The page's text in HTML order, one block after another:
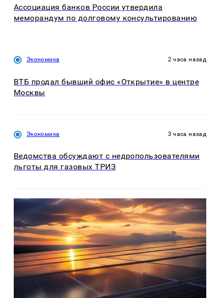
Ассоциация банков России утвердила
меморандум по долговому консультированию
Экономика 2 часа назад
ВТБ продал бывший офис «Открытие» в центре
Москвы
Экономика 3 часа назад
Ведомства обсуждают с недропользователями
льготы для газовых ТРИЗ